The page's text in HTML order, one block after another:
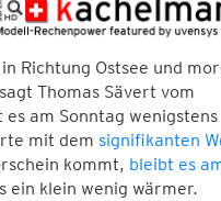
Richtung Ostsee und
Thomas Sävert vom
am Sonntag wenigstens
mit dem signifikanten
kommt, bleibt es
ein klein wenig wärmer.